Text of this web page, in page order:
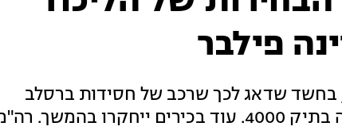
פילבר
בחשד שדאג לכך שרכב של חסידות ברסלב
ישמיע כינויי גנאי סמוך לבית עד המדינה בתיק 4000. עוד בכירים ייחקרו בהמשך.